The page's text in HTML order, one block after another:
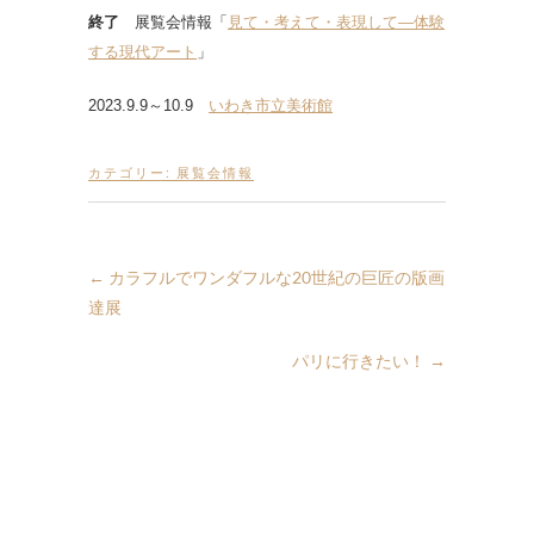
終了 展覧会情報「 見て・考えて・表現して―体験
する現代アート 」
2023.9.9～10.9 いわき市立美術館
カテゴリー: 展覧会情報
← カラフルでワンダフルな20世紀の巨匠の版画
達展
パリに行きたい！ →